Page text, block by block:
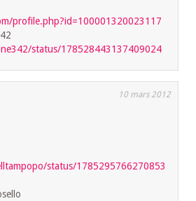
profile.php?id=100001320023117
status/178528443137409024
10 mars 2012
status/1785295766270853